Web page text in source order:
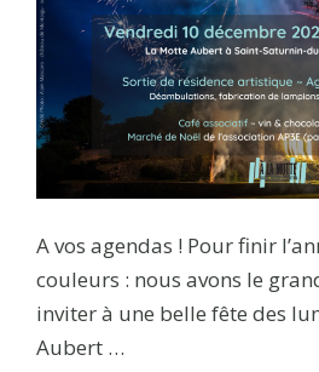
A vos agendas ! Pour finir
couleurs : nous avons le
inviter à une belle fête des
Aubert …